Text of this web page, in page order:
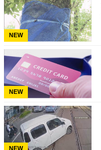
NEW
NEW
NEW